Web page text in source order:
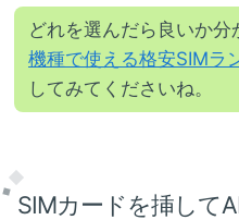
どれを選んだら良いか分
機種で使える格安SIMラ
してみてくださいね。
SIMカードを挿して